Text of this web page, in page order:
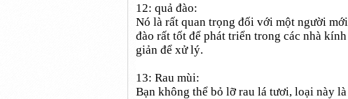
12: quả đào:
Nó là rất quan trọng đối với một người
đào rất tốt để phát triển trong các nhà
giản để xử lý.
13: Rau mùi:
Bạn không thể bỏ lỡ rau lá tươi, loại này